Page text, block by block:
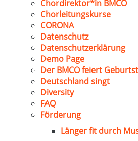
Chordirektor*in BMCO
Chorleitungskurse
CORONA
Datenschutz
Datenschutzerklärung
Demo Page
Der BMCO feiert
Deutschland singt
Diversity
FAQ
Förderung
Länger fit durch